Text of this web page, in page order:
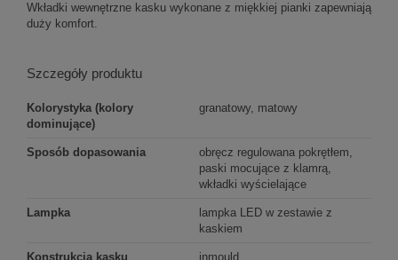
Wkładki wewnętrzne kasku wykonane z miękkiej pianki zapewniają
duży komfort.
Szczegóły produktu
Kolorystyka (kolory
dominujące)
granatowy, matowy
Sposób dopasowania
obręcz regulowana pokrętłem,
paski mocujące z klamrą,
wkładki wyścielające
Lampka
lampka LED w zestawie z
kaskiem
Konstrukcja kasku inmould